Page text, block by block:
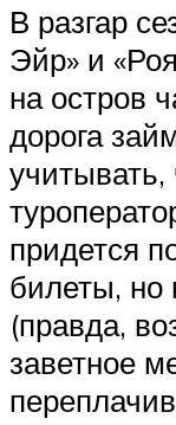
В разгар
Эйр» и
на остров
дорога
учитывать,
придется
билеты, но
(правда,
заветное